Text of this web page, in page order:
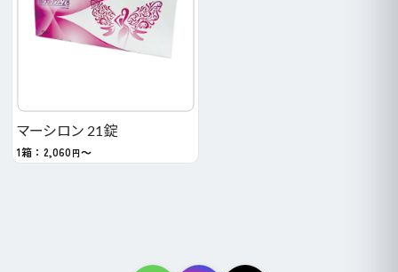
マーシロン 21錠
1箱：2,060 円～